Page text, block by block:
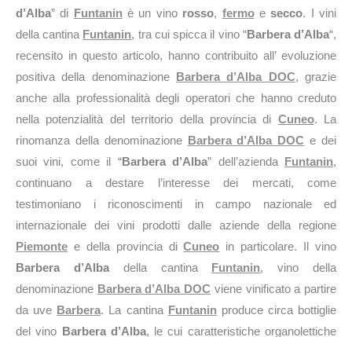
d’Alba” di Funtaninè un vino rosso, fermoesecco. I vini
della cantina Funtanin, tra cui spicca il vino “Barbera d’Alba“,
recensito in questo articolo, hanno contribuito all’ evoluzione
positiva della denominazione Barbera d’Alba DOC, grazie
anche alla professionalità degli operatori che hanno creduto
nella potenzialità del territorio della provincia di Cuneo. La
rinomanza della denominazione Barbera d’Alba DOC e dei
suoi vini, come il “Barbera d’Alba” dell’azienda Funtanin,
continuano a destare l’interesse dei mercati, come
testimoniano i riconoscimenti in campo nazionale ed
internazionale dei vini prodotti dalle aziende della regione
Piemonte e della provincia diCuneo in particolare. Il vino
Barbera d’Albadella cantina Funtanin, vino della
denominazione Barbera d’Alba DOC viene vinificato a partire
da uve Barbera. La cantina Funtaninproduce circa bottiglie
del vino Barbera d’Alba, le cui caratteristiche organolettiche